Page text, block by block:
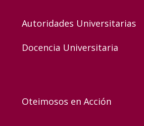
Autoridades Universitarias
Docencia Universitaria
Oteimosos en Acción